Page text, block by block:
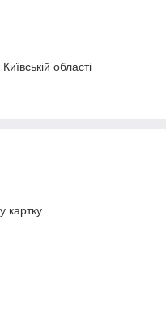
області
картку